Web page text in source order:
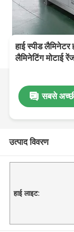
हाई स्पीड लैमिनेटर
लैमिनेटिंग मोटाई
सबसे
उत्पाद विवरण
हाई लाइट: